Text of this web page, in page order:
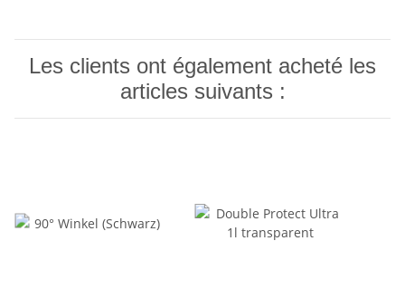
Les clients ont également acheté les
articles suivants :